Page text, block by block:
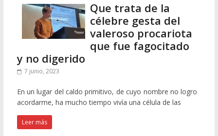
Que trata de la
célebre gesta del
valeroso procariota
que fue fagocitado
y no digerido
7 junio, 2023
En un lugar del caldo primitivo, de cuyo nombre no logro
acordarme, ha mucho tiempo vivía una célula de las
Leer más